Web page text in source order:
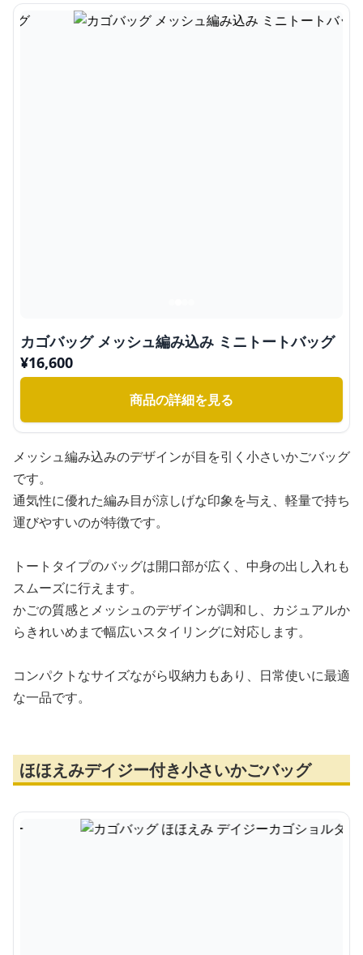
カゴバッグ メッシュ編み込み ミニトートバッグ
¥16,600
商品の詳細を見る
メッシュ編み込みのデザインが目を引く小さいかごバッグ
です。
通気性に優れた編み目が涼しげな印象を与え、軽量で持ち
運びやすいのが特徴です。
トートタイプのバッグは開口部が広く、中身の出し入れも
スムーズに行えます。
かごの質感とメッシュのデザインが調和し、カジュアルか
らきれいめまで幅広いスタイリングに対応します。
コンパクトなサイズながら収納力もあり、日常使いに最適
な一品です。
ほほえみデイジー付き小さいかごバッグ